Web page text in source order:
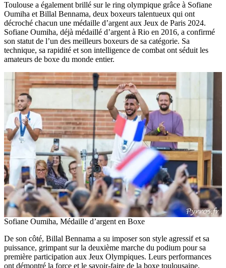
Toulouse a également brillé sur le ring olympique grâce à Sofiane
Oumiha et Billal Bennama, deux boxeurs talentueux qui ont
décroché chacun une médaille d’argent aux Jeux de Paris 2024.
Sofiane Oumiha, déjà médaillé d’argent à Rio en 2016, a confirmé
son statut de l’un des meilleurs boxeurs de sa catégorie. Sa
technique, sa rapidité et son intelligence de combat ont séduit les
amateurs de boxe du monde entier.
Sofiane Oumiha, Médaille d’argent en Boxe
De son côté, Billal Bennama a su imposer son style agressif et sa
puissance, grimpant sur la deuxième marche du podium pour sa
première participation aux Jeux Olympiques. Leurs performances
ont démontré la force et le savoir-faire de la boxe toulousaine,